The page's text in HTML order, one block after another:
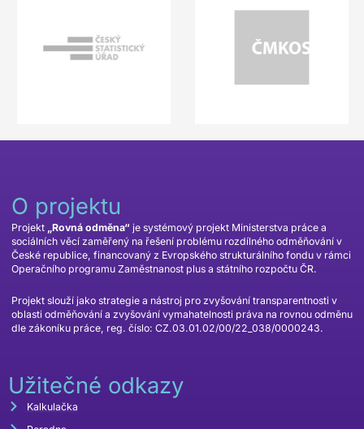
O projektu
Projekt „Rovná odměna“ je systémový projekt Ministerstva práce a
sociálních věcí zaměřený na řešení problému rozdílného odměňování v
České republice, financovaný z Evropského strukturálního fondu v rámci
Operačního programu Zaměstnanost plus a státního rozpočtu ČR.
Projekt slouží jako strategie a nástroj pro zvyšování transparentnosti v
oblasti odměňování a zvyšování vymahatelnosti práva na rovnou odměnu
dle zákoníku práce, reg. číslo: CZ.03.01.02/00/22_038/0000243.
Užitečné odkazy
Kalkulačka